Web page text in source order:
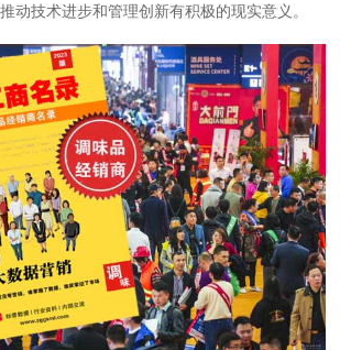
动技术进步和管理创新有积极的现实意义。